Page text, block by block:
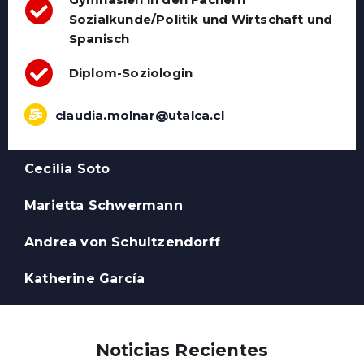
Sozialkunde/Politik und Wirtschaft und
Spanisch
Diplom-Soziologin
claudia.molnar@utalca.cl
Cecilia Soto
Marietta Schwermann
Andrea von Schultzendorff
Katherine García
Noticias Recientes